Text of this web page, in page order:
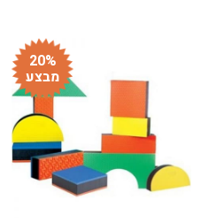
20%
מבצע